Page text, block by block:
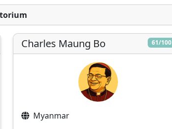
61/100
Charles Maung Bo
Myanmar